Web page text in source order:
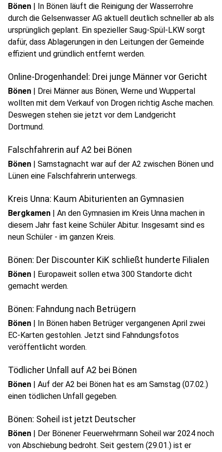
Bönen | In Bönen läuft die Reinigung der Wasserrohre
durch die Gelsenwasser AG aktuell deutlich schneller ab als
ursprünglich geplant. Ein spezieller Saug-Spül-LKW sorgt
dafür, dass Ablagerungen in den Leitungen der Gemeinde
effizient und gründlich entfernt werden.
Online-Drogenhandel: Drei junge Männer vor Gericht
Bönen | Drei Männer aus Bönen, Werne und Wuppertal
wollten mit dem Verkauf von Drogen richtig Asche machen.
Deswegen stehen sie jetzt vor dem Landgericht
Dortmund.
Falschfahrerin auf A2 bei Bönen
Bönen | Samstagnacht war auf der A2 zwischen Bönen und
Lünen eine Falschfahrerin unterwegs.
Kreis Unna: Kaum Abiturienten an Gymnasien
Bergkamen | An den Gymnasien im Kreis Unna machen in
diesem Jahr fast keine Schüler Abitur. Insgesamt sind es
neun Schüler - im ganzen Kreis.
Bönen: Der Discounter KiK schließt hunderte Filialen
Bönen | Europaweit sollen etwa 300 Standorte dicht
gemacht werden.
Bönen: Fahndung nach Betrügern
Bönen | In Bönen haben Betrüger vergangenen April zwei
EC-Karten gestohlen. Jetzt sind Fahndungsfotos
veröffentlicht worden.
Tödlicher Unfall auf A2 bei Bönen
Bönen | Auf der A2 bei Bönen hat es am Samstag (07.02.)
einen tödlichen Unfall gegeben.
Bönen: Soheil ist jetzt Deutscher
Bönen | Der Bönener Feuerwehrmann Soheil war 2024 noch
von Abschiebung bedroht. Seit gestern (29.01.) ist er